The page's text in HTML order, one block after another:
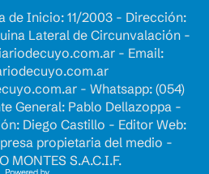
de Inicio: 11/2003 - Dirección:
Lateral de Circunvalación -
- Email:
- Whatsapp: (054)
General: Pablo Dellazoppa -
Diego Castillo - Editor Web:
propietaria del medio -
MONTES S.A.C.I.F.